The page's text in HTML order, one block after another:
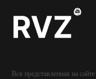
Вся представленная на